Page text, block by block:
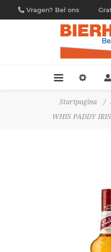
Vragen? Bel ons
09/230.88.44
Startpagina /
WHIS PADDY